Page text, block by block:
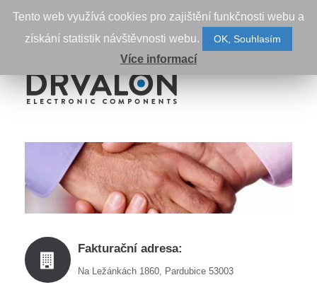
Menu
Fakturační adresa:
Na Ležánkách 1860, Pardubice 53003
Tento web využívá cookies pro zajištění funkčnosti webu a
získání statistik návštěvnosti webu.
OK, Souhlasím
Více informací